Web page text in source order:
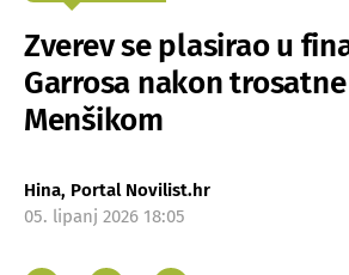
Zverev se plasirao u
Garrosa nakon
Menšikom
Hina, Portal Novilist.hr
05. lipanj 2026 18:05